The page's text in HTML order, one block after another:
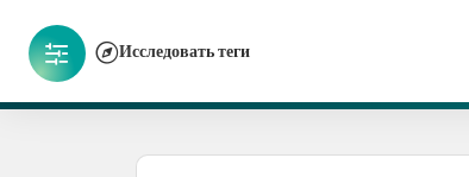
Исследовать теги